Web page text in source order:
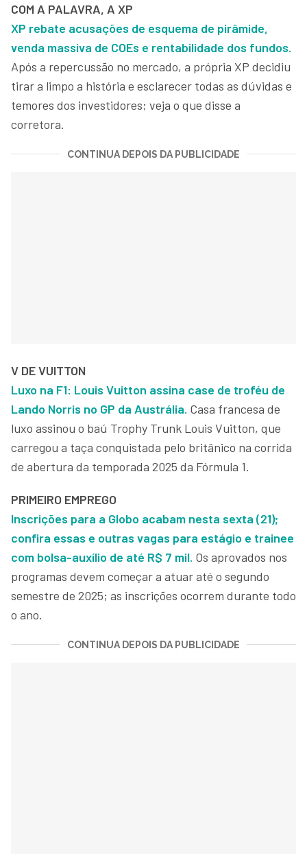
COM A PALAVRA, A XP
XP rebate acusações de esquema de pirâmide,
venda massiva de COEs e rentabilidade dos fundos.
Após a repercussão no mercado, a própria XP decidiu
tirar a limpo a história e esclarecer todas as dúvidas e
temores dos investidores; veja o que disse a
corretora.
CONTINUA DEPOIS DA PUBLICIDADE
V DE VUITTON
Luxo na F1: Louis Vuitton assina case de troféu de
Lando Norris no GP da Austrália. Casa francesa de
luxo assinou o baú Trophy Trunk Louis Vuitton, que
carregou a taça conquistada pelo britânico na corrida
de abertura da temporada 2025 da Fórmula 1.
PRIMEIRO EMPREGO
Inscrições para a Globo acabam nesta sexta (21);
confira essas e outras vagas para estágio e trainee
com bolsa-auxílio de até R$ 7 mil. Os aprovados nos
programas devem começar a atuar até o segundo
semestre de 2025; as inscrições ocorrem durante todo
o ano.
CONTINUA DEPOIS DA PUBLICIDADE